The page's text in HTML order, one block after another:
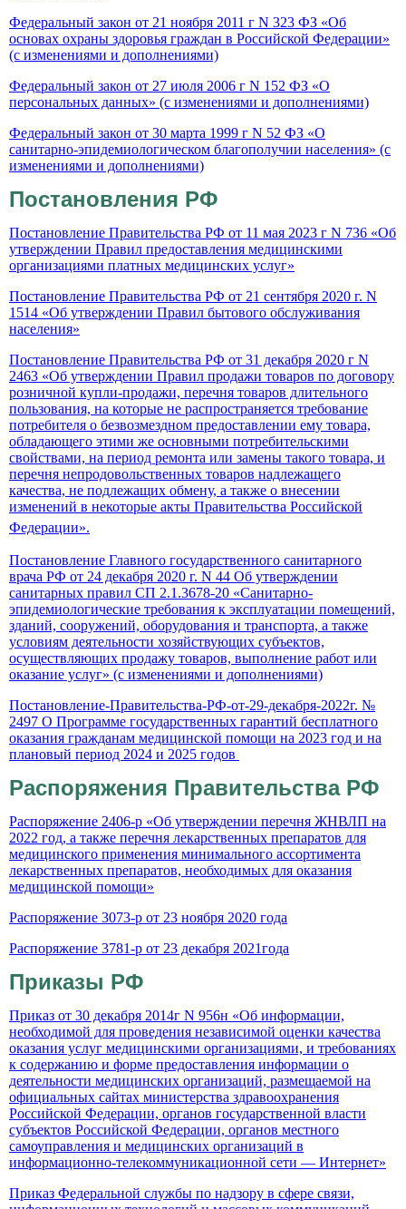
Федеральный закон от 21 ноября 2011 г N 323 ФЗ «Об
основах охраны здоровья граждан в Российской Федерации»
(с изменениями и дополнениями)
Федеральный закон от 27 июля 2006 г N 152 ФЗ «О
персональных данных» (с изменениями и дополнениями)
Федеральный закон от 30 марта 1999 г N 52 ФЗ «О
санитарно-эпидемиологическом благополучии населения» (с
изменениями и дополнениями)
Постановления РФ
Постановление Правительства РФ от 11 мая 2023 г N 736 «Об
утверждении Правил предоставления медицинскими
организациями платных медицинских услуг»
Постановление Правительства РФ от 21 сентября 2020 г. N
1514 «Об утверждении Правил бытового обслуживания
населения»
Постановление Правительства РФ от 31 декабря 2020 г N
2463 «Об утверждении Правил продажи товаров по договору
розничной купли-продажи, перечня товаров длительного
пользования, на которые не распространяется требование
потребителя о безвозмездном предоставлении ему товара,
обладающего этими же основными потребительскими
свойствами, на период ремонта или замены такого товара, и
перечня непродовольственных товаров надлежащего
качества, не подлежащих обмену, а также о внесении
изменений в некоторые акты Правительства Российской
Федерации».
Постановление Главного государственного санитарного
врача РФ от 24 декабря 2020 г. N 44 Об утверждении
санитарных правил СП 2.1.3678-20 «Санитарно-
эпидемиологические требования к эксплуатации помещений,
зданий, сооружений, оборудования и транспорта, а также
условиям деятельности хозяйствующих субъектов,
осуществляющих продажу товаров, выполнение работ или
оказание услуг» (с изменениями и дополнениями)
Постановление-Правительства-РФ-от-29-декабря-2022г. №
2497 О Программе государственных гарантий бесплатного
оказания гражданам медицинской помощи на 2023 год и на
плановый период 2024 и 2025 годов
Распоряжения Правительства РФ
Распоряжение 2406-р «Об утверждении перечня ЖНВЛП на
2022 год, а также перечня лекарственных препаратов для
медицинского применения минимального ассортимента
лекарственных препаратов, необходимых для оказания
медицинской помощи»
Распоряжение 3073-р от 23 ноября 2020 года
Распоряжение 3781-р от 23 декабря 2021года
Приказы РФ
Приказ от 30 декабря 2014г N 956н «Об информации,
необходимой для проведения независимой оценки качества
оказания услуг медицинскими организациями, и требованиях
к содержанию и форме предоставления информации о
деятельности медицинских организаций, размещаемой на
официальных сайтах министерства здравоохранения
Российской Федерации, органов государственной власти
субъектов Российской Федерации, органов местного
самоуправления и медицинских организаций в
информационно-телекоммуникационной сети — Интернет»
Приказ Федеральной службы по надзору в сфере связи,